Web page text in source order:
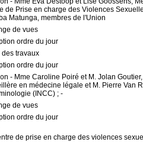
de Prise en charge des Violences
Matunga, membres de l'Union
de vues
ordre du jour
des travaux
ordre du jour
- Mme Caroline Poiré et M. Jolan
en médecine légale et M. Pierre Van
(INCC) ; -
de vues
ordre du jour
de prise en charge des violences